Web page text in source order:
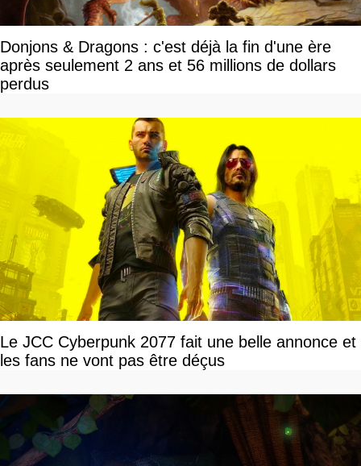
Donjons & Dragons : c'est déjà la fin d'une ère
après seulement 2 ans et 56 millions de dollars
perdus
Le JCC Cyberpunk 2077 fait une belle annonce et
les fans ne vont pas être déçus